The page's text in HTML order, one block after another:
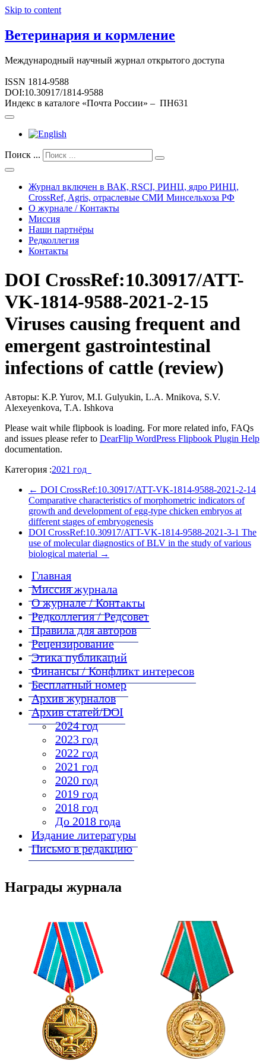
Skip to content
Ветеринария и кормление
Международный научный журнал открытого доступа
ISSN 1814-9588
DOI:10.30917/1814-9588
Индекс в каталоге «Почта России» – ПН631
Поиск ...
Журнал включен в ВАК, RSCI, РИНЦ, ядро РИНЦ,
CrossRef, Agris, отраслевые СМИ Минсельхоза РФ
О журнале / Контакты
Миссия
Наши партнёры
Редколлегия
Контакты
DOI CrossRef:10.30917/ATT-
VK-1814-9588-2021-2-15
Viruses causing frequent and
emergent gastrointestinal
infections of cattle (review)
Авторы: K.P. Yurov, M.I. Gulyukin, L.A. Mnikova, S.V.
Alexeyenkova, T.A. Ishkova
Please wait while flipbook is loading. For more related info, FAQs
and issues please refer to DearFlip WordPress Flipbook Plugin Help
documentation.
Категория :2021 год
← DOI CrossRef:10.30917/ATT-VK-1814-9588-2021-2-14
Comparative characteristics of morphometric indicators of
growth and development of egg-type chicken embryos at
different stages of embryogenesis
DOI CrossRef:10.30917/ATT-VK-1814-9588-2021-3-1 The
use of molecular diagnostics of BLV in the study of various
biological material →
Главная
Миссия журнала
О журнале / Контакты
Редколлегия / Редсовет
Правила для авторов
Рецензирование
Этика публикаций
Финансы / Конфликт интересов
Бесплатный номер
Архив журналов
Архив статей/DOI
2024 год
2023 год
2022 год
2021 год
2020 год
2019 год
2018 год
До 2018 года
Издание литературы
Письмо в редакцию
Награды журнала